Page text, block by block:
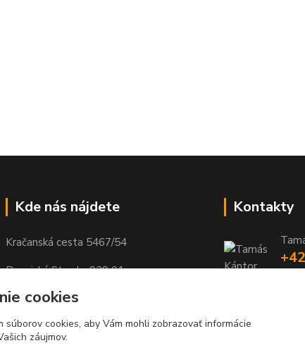
Kde nás nájdete
Kračanská cesta 5467/54
Dunajská Streda, 929 01
Kontakty
cookies
súborov cookies, aby Vám mohli zobrazovať informácie
záujmov.